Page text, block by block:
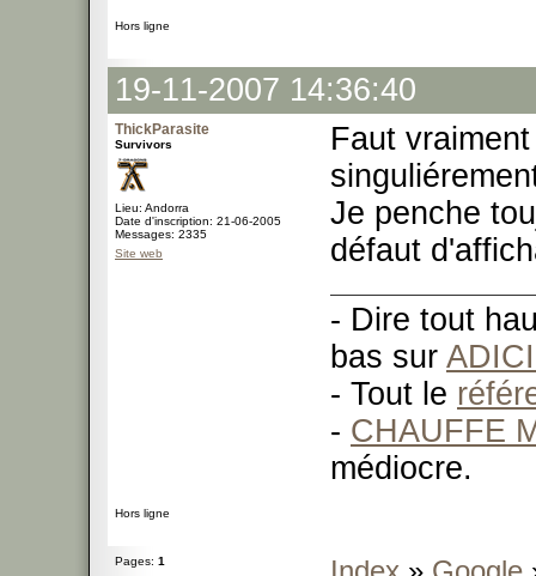
Hors ligne
19-11-2007 14:36:40
ThickParasite
Survivors
Lieu: Andorra
Date d'inscription: 21-06-2005
Messages: 2335
Site web
Faut
Je penche
défaut
- Dire tout
bas sur
- Tout le
- CHAUFFE
médiocre.
Hors ligne
Pages: 1